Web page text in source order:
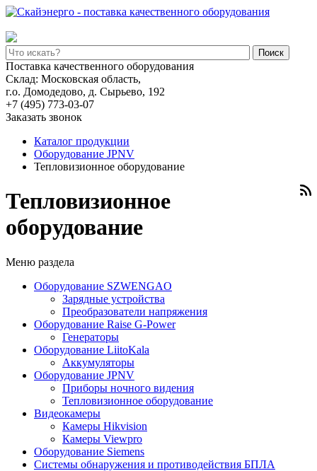
Поиск
Поставка качественного оборудования
Склад: Московская область,
г.о. Домодедово, д. Сырьево, 192
+7 (495) 773-03-07
Заказать звонок
Каталог продукции
Оборудование JPNV
Тепловизионное оборудование
Тепловизионное
оборудование
Меню раздела
Оборудование SZWENGAO
Зарядные устройства
Преобразователи напряжения
Оборудование Raise G-Power
Генераторы
Оборудование LiitoKala
Аккумуляторы
Оборудование JPNV
Приборы ночного видения
Тепловизионное оборудование
Видеокамеры
Камеры Hikvision
Камеры Viewpro
Оборудование Siemens
Системы обнаружения и противодействия БПЛА